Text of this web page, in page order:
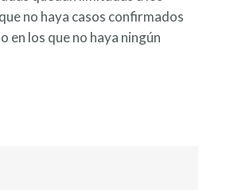
no haya casos confirmados
en los que no haya ningún